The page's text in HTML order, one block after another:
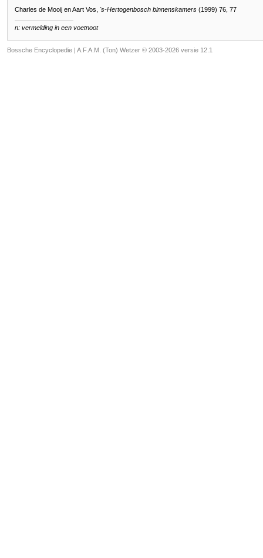
Charles de Mooij en Aart Vos, 's-Hertogenbosch binnenskamers (1999) 76, 77
n: vermelding in een voetnoot
Bossche Encyclopedie | A.F.A.M. (Ton) Wetzer © 2003-2026 versie 12.1